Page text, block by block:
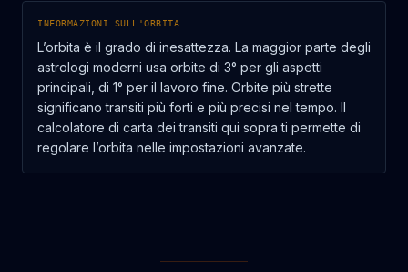
INFORMAZIONI SULL'ORBITA
L’orbita è il grado di inesattezza. La maggior parte degli
astrologi moderni usa orbite di 3° per gli aspetti
principali, di 1° per il lavoro fine. Orbite più strette
significano transiti più forti e più precisi nel tempo. Il
calcolatore di carta dei transiti qui sopra ti permette di
regolare l’orbita nelle impostazioni avanzate.